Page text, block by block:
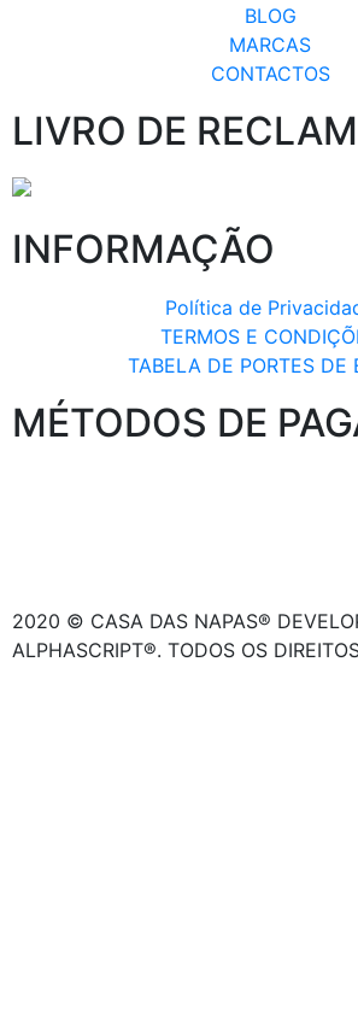
BLOG
MARCAS
CONTACTOS
LIVRO DE
INFORMAÇÃO
Política de
TERMOS E
TABELA DE PORTES DE
MÉTODOS DE
2020 © CASA DAS NAPAS®
ALPHASCRIPT®. TODOS OS